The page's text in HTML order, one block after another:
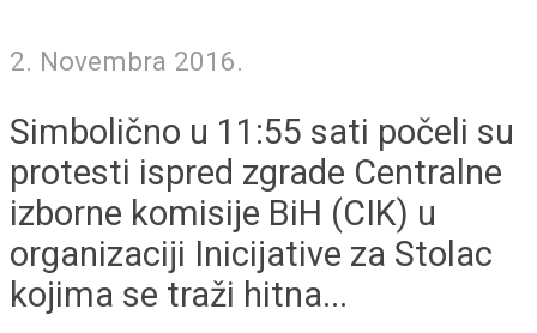
2. Novembra 2016.
Simbolično u 11:55 sati počeli su
protesti ispred zgrade Centralne
izborne komisije BiH (CIK) u
organizaciji Inicijative za Stolac
kojima se traži hitna...